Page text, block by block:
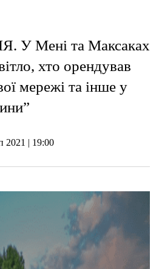
Мені та Максаках
хто орендував
мережі та інше у
2021 | 19:00